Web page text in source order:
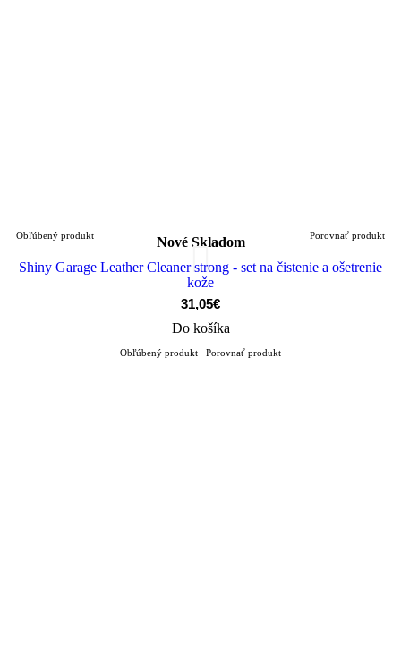
Nové Skladom
Obľúbený produkt Porovnať produkt
Shiny Garage Leather Cleaner strong - set na čistenie a ošetrenie
kože
31,05€
Do košíka
Obľúbený produkt Porovnať produkt